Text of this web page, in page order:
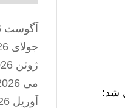
شد:
آگوست 2026
جولای 2026
ژوئن 2026
می 2026
آوریل 2026